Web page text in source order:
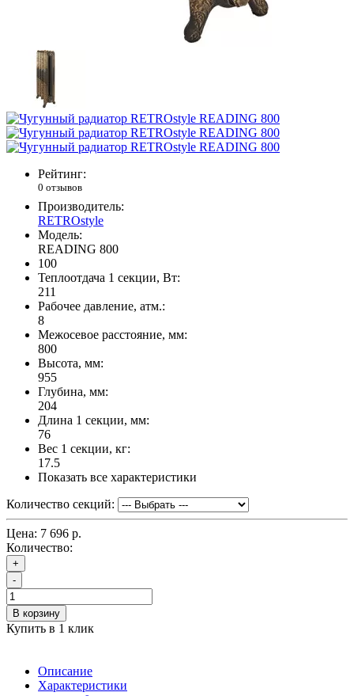
Рейтинг:
0 отзывов
Производитель:
RETROstyle
Модель:
READING 800
100
Теплоотдача 1 секции, Вт:
211
Рабочее давление, атм.:
8
Межосевое расстояние, мм:
800
Высота, мм:
955
Глубина, мм:
204
Длина 1 секции, мм:
76
Вес 1 секции, кг:
17.5
Показать все характеристики
Количество секций:
Цена: 7 696 р.
Количество:
+
-
В корзину
Купить в 1 клик
Описание
Характеристики